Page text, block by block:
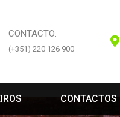
CONTACTO:
(+351) 220 126 900
CONTACTOS